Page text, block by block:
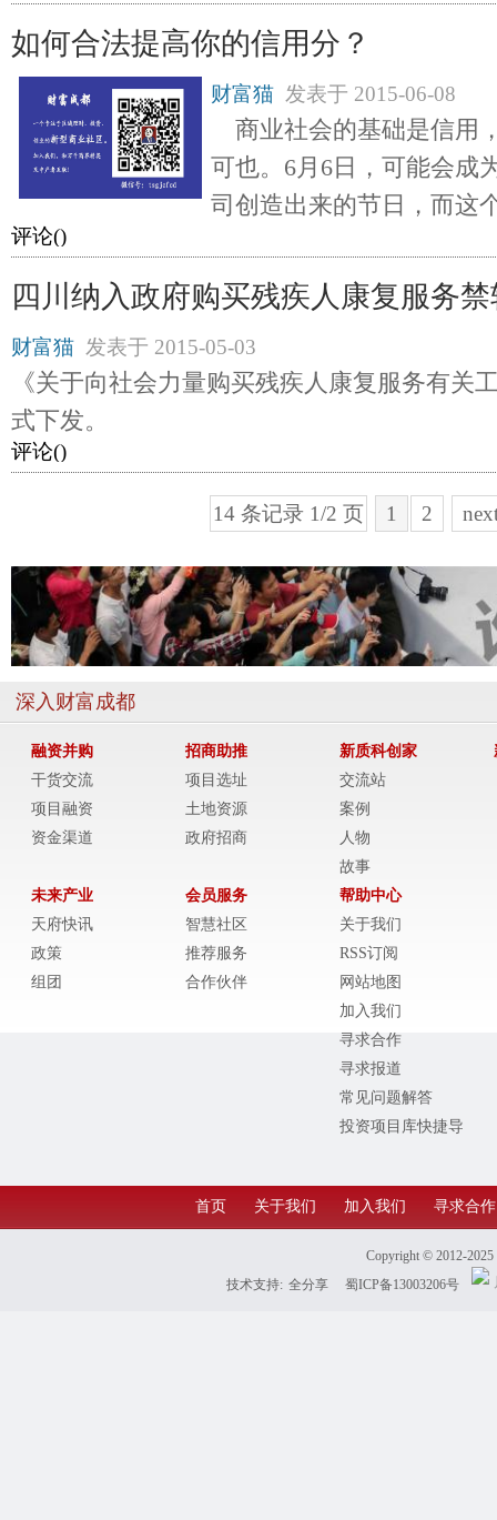
如何合法提高你的信用分？
财富猫 发表于 2015-06-08
商业社会的基础是信用
可也。6月6日，可能会成
司创造出来的节日，而这
评论()
四川纳入政府购买残疾人康复服务
财富猫 发表于 2015-05-03
《关于向社会力量购买残疾人康复服务有关
式下发。
评论()
14 条记录 1/2 页 1 2
深入财富成都
融资并购
干货交流
项目融资
资金渠道
招商助推
项目选址
土地资源
政府招商
新质科创家
交流站
案例
人物
故事
未来产业
天府快讯
政策
组团
会员服务
智慧社区
推荐服务
合作伙伴
帮助中心
关于我们
RSS订阅
网站地图
加入我们
寻求合作
寻求报道
常见问题解答
投资项目库快捷导
首页 关于我们 加入我们 寻求合作
Copyright © 2012-2025
技术支持: 全分享 蜀ICP备13003206号